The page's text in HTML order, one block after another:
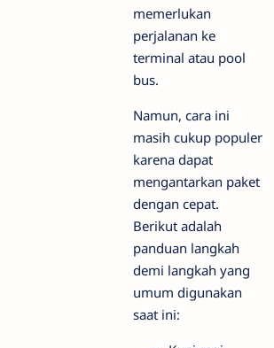
memerlukan
perjalanan ke
terminal atau pool
bus.
Namun, cara ini
masih cukup populer
karena dapat
mengantarkan paket
dengan cepat.
Berikut adalah
panduan langkah
demi langkah yang
umum digunakan
saat ini: